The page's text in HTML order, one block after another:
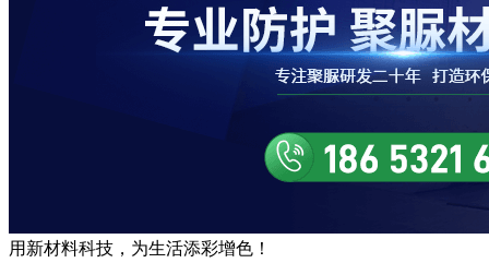
用 新材料科技，为生活添彩增色 ！